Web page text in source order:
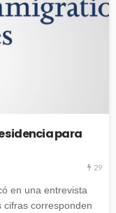
para
29
en una entrevista
cifras corresponden